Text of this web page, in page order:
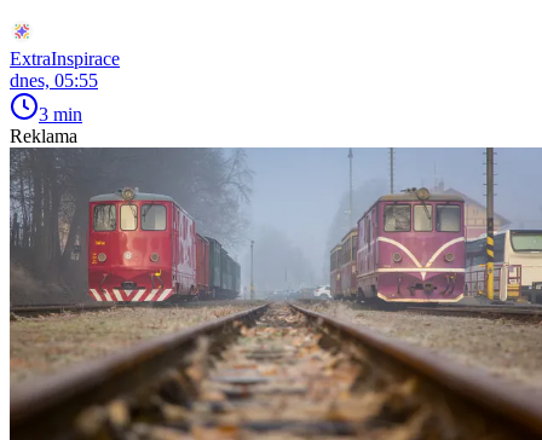
ExtraInspirace
dnes, 05:55
3 min
Reklama